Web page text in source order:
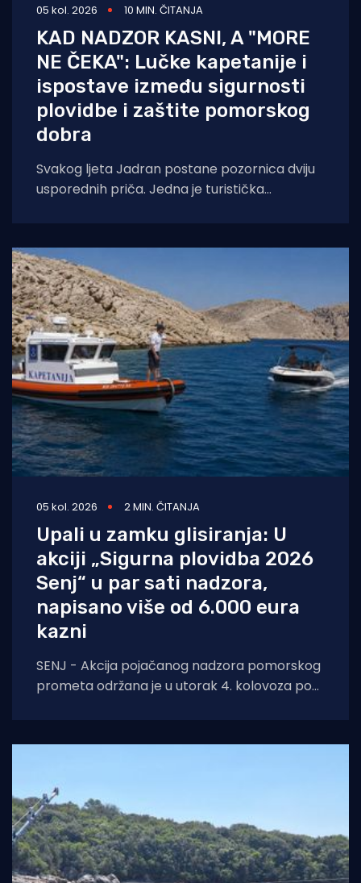
05 kol. 2026 10 MIN. ČITANJA
KAD NADZOR KASNI, A "MORE
NE ČEKA": Lučke kapetanije i
ispostave između sigurnosti
plovidbe i zaštite pomorskog
dobra
Svakog ljeta Jadran postane pozornica dviju
usporednih priča. Jedna je turistička
05 kol. 2026 2 MIN. ČITANJA
Upali u zamku glisiranja: U
akciji „Sigurna plovidba 2026
Senj“ u par sati nadzora,
napisano više od 6.000 eura
kazni
SENJ - Akcija pojačanog nadzora pomorskog
prometa održana je u utorak 4. kolovoza pod